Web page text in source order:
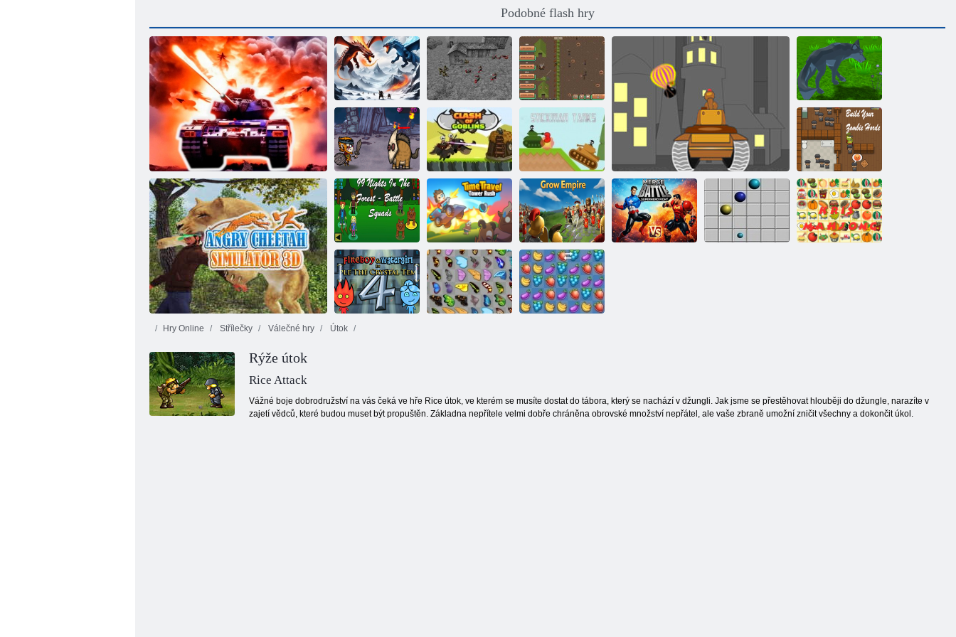
Podobné flash hry
Válka budoucnosti: Battle of Bots in Space
3D
Battle Simulator
Styl: Druhá
světová válka
Druhá světová
válka: přední
obrana
Wolf: Simulátor
Sloučení hvězd
Goblinův
konflikt
Stickman tanky
Vytvořte si
vlastní hordu
zombie
99 nocí v lese-
bojové týmy
Útok na věž
cestování časem
Vývoj impéria
Hry Online Střílečky Válečné hry Útok
Rýže útok
Rice Attack
Vážné boje dobrodružství na vás čeká ve hře Rice útok, ve kterém se musíte dostat do tábora, který se nachází v džungli. Jak jsme se přestěhovat hlouběji do džungle, narazíte v
zajetí vědců, které budou muset být propuštěn. Základna nepřítele velmi dobře chráněna obrovské množství nepřátel, ale vaše zbraně umožní zničit všechny a dokončit úkol.